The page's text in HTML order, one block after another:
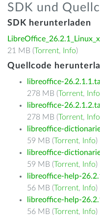
SDK und
SDK herunterladen
21 MB (Torrent, Info)
Quellcode
libreoffice-
278 MB (Torrent, Info
libreoffice-
278 MB (Torrent, Info
libreoffice-
59 MB (Torrent, Info)
libreoffice-
59 MB (Torrent, Info)
libreoffice-help-
56 MB (Torrent, Info)
libreoffice-help-
56 MB (Torrent, Info)